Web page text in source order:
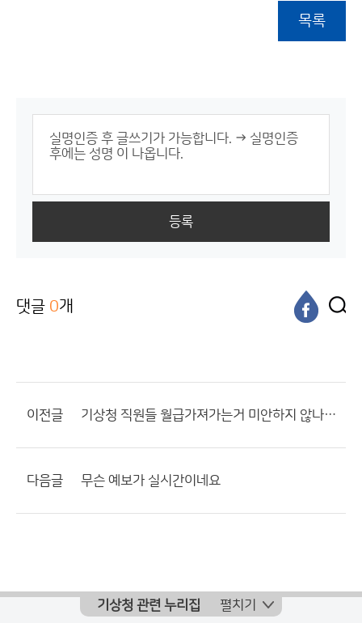
목록
등록
댓글 0개
이전글 기상청 직원들 월급가져가는거 미안하지 않나요?
다음글 무슨 예보가 실시간이네요
기상청 관련 누리집 펼치기